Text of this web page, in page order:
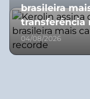
brasileira
transferência
04/08/2026